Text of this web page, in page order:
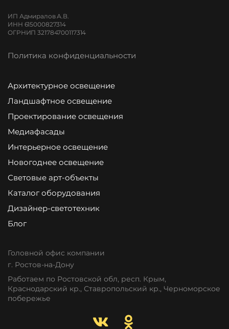
ИП Адмиралов А.В.
ИНН 615000827314
ОГРНИП 321784700117314
Политика конфиденциальности
Архитектурное освещение
Ландшафтное освещение
Проектирование освещения
Медиафасады
Интерьерное освещение
Новогоднее освещение
Световые арт-объекты
Каталог оборудования
Дизайнер-светотехник
Блог
Головной офис компании
г. Ростов-на-Дону
Работаем по Ростовской обл, респ. Крым,
Краснодарский кр., Ставропольский кр., Черноморское
побережье